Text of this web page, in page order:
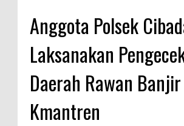
Anggota Polsek
Laksanakan
Daerah Rawan
Kmantren